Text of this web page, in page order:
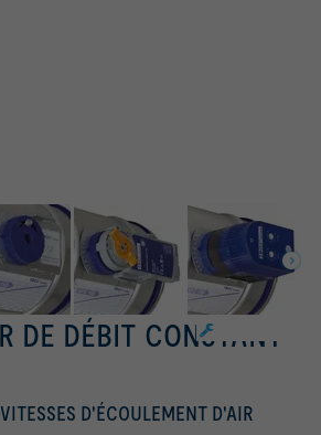
DE DÉBIT CONSTANT
D'ÉCOULEMENT D'AIR